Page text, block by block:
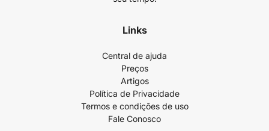
Links
Central de ajuda
Preços
Artigos
Política de Privacidade
Termos e condições de uso
Fale Conosco